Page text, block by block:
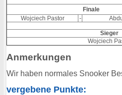
Finale
Wojciech Pastor
-
Sieger
Wojciech
Anmerkungen
Wir haben normales Snooker
vergebene Punkte: